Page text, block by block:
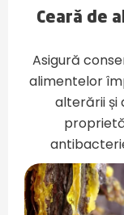
Ceară de
Asigură
alimentelor
alterării și